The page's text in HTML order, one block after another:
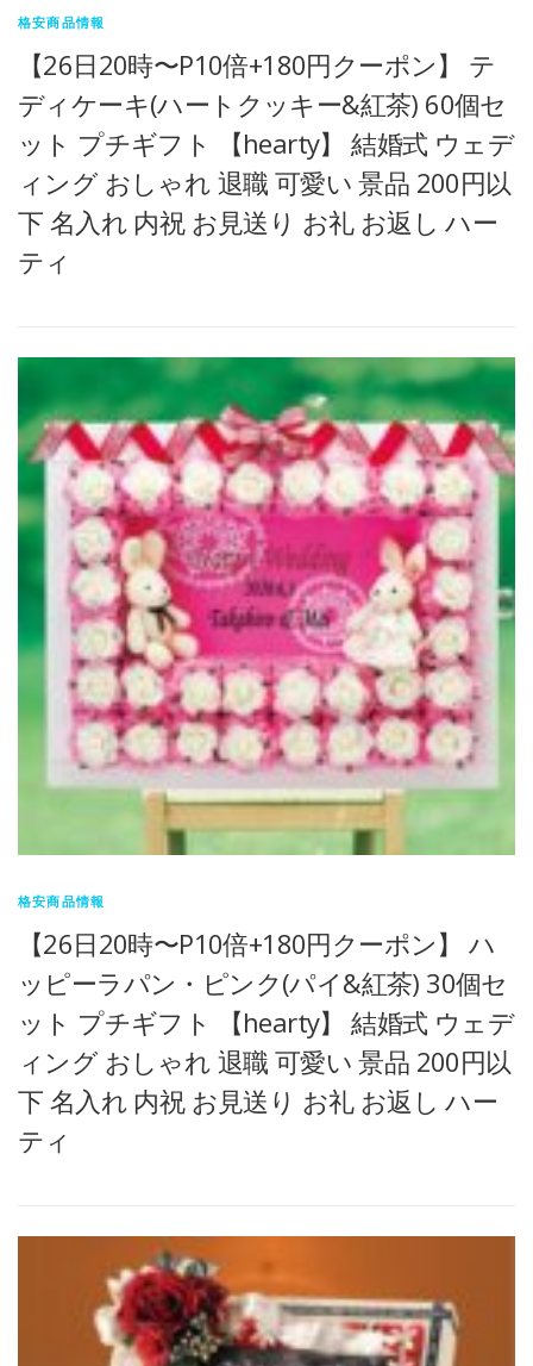
格安商品情報
【26日20時〜P10倍+180円クーポン】 テ
ディケーキ(ハートクッキー&紅茶) 60個セ
ット プチギフト 【hearty】 結婚式 ウェデ
ィング おしゃれ 退職 可愛い 景品 200円以
下 名入れ 内祝 お見送り お礼 お返し ハー
ティ
格安商品情報
【26日20時〜P10倍+180円クーポン】 ハ
ッピーラパン・ピンク(パイ&紅茶) 30個セ
ット プチギフト 【hearty】 結婚式 ウェデ
ィング おしゃれ 退職 可愛い 景品 200円以
下 名入れ 内祝 お見送り お礼 お返し ハー
ティ